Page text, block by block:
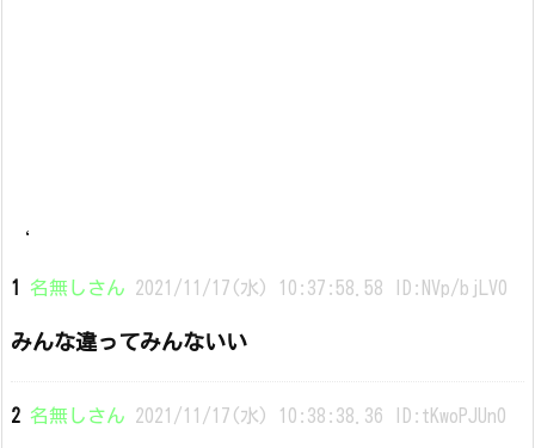
‘
1 名無しさん 2021/11/17(水) 10:37:58.58 ID:NVp/bjLV0
みんな違ってみんないい
2 名無しさん 2021/11/17(水) 10:38:38.36 ID:tKwoPJUn0